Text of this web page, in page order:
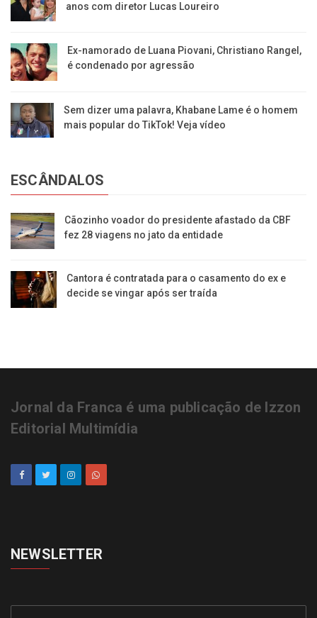
anos com diretor Lucas Loureiro
Ex-namorado de Luana Piovani, Christiano Rangel,
é condenado por agressão
Sem dizer uma palavra, Khabane Lame é o homem
mais popular do TikTok! Veja vídeo
ESCÂNDALOS
Cãozinho voador do presidente afastado da CBF
fez 28 viagens no jato da entidade
Cantora é contratada para o casamento do ex e
decide se vingar após ser traída
Jornal da Franca é uma publicação de Izzon
Editorial Multimídia
NEWSLETTER